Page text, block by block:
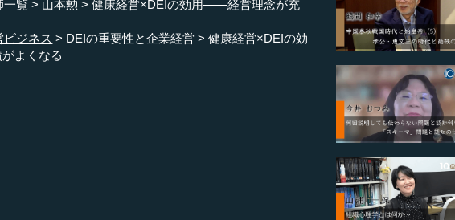
一覧 山本勲
健康経営×DEIの効用――経営理念が充
ビジネス DEIの重要性と企業経営
健康経営×DEIの効
よくなる